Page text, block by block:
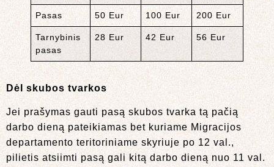
Pasas 50 Eur 100 Eur 200 Eur
Tarnybinis
pasas
28 Eur 42 Eur 56 Eur
Dėl skubos tvarkos
Jei prašymas gauti pasą skubos tvarka tą pačią
darbo dieną pateikiamas bet kuriame Migracijos
departamento teritoriniame skyriuje po 12 val.,
pilietis atsiimti pasą gali kitą darbo dieną nuo 11 val.